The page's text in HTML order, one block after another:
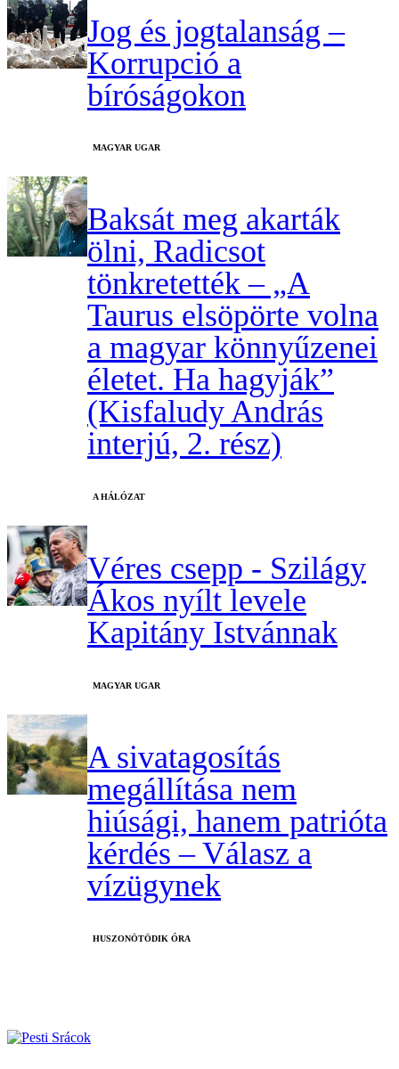
Jog és jogtalanság –
Korrupció a
bíróságokon
MAGYAR UGAR
Baksát meg akarták
ölni, Radicsot
tönkretették – „A
Taurus elsöpörte volna
a magyar könnyűzenei
életet. Ha hagyják”
(Kisfaludy András
interjú, 2. rész)
A HÁLÓZAT
Véres csepp - Szilágy
Ákos nyílt levele
Kapitány Istvánnak
MAGYAR UGAR
A sivatagosítás
megállítása nem
hiúsági, hanem patrióta
kérdés – Válasz a
vízügynek
HUSZONÖTÖDIK ÓRA